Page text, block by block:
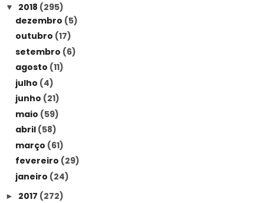
▼ 2018 (295)
dezembro (5)
outubro (17)
setembro (6)
agosto (11)
julho (4)
junho (21)
maio (59)
abril (58)
março (61)
fevereiro (29)
janeiro (24)
► 2017 (272)